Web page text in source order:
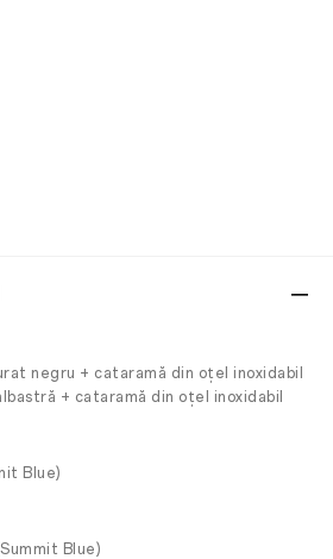
negru + cataramă din oțel inoxidabil
+ cataramă din oțel inoxidabil
Blue)
Blue)